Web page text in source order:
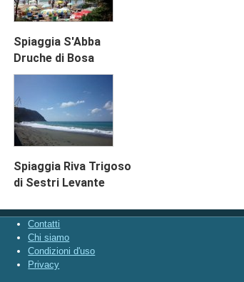
Spiaggia S'Abba
Druche di Bosa
Spiaggia Riva Trigoso
di Sestri Levante
Contatti
Chi siamo
Condizioni d'uso
Privacy